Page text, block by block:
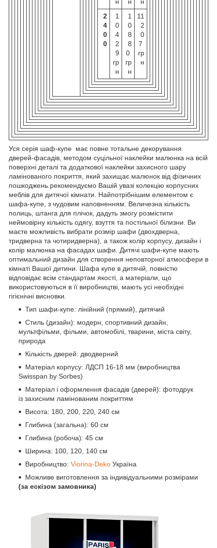
н н
н
2
4
0
0
1
0
4
2
9
гр
н
1
0
8
8
0
гр
н
11
2
0
7
гр
н
Уся серія шаф-купе має повне тотальне декорування
дверей-фасадів, методом суцільної наклейки малюнка на всій
поверхні деталі та додаткової наклейки захисного шару
ламінованого покриття, який захищає малюнок від фізичних
пошкоджень.рекомендуємо Вашій увазі колекцію корпусних
меблів для дитячої кімнати. Найпотрібнішим елементом є
шафа-купе, з чудовим наповненням. Величезна кількість
полиць, штанга для плічок, дадуть змогу розмістити
неймовірну кількість одягу, взуття та постільної білизни. Ви
маєте можливість вибрати розмір шафи (двохдверна,
тридверна та чотиридверна), а також колір корпусу, дизайн і
колір малюнка на фасадах шафи. Дитячі шафи-купе мають
оптимальний дизайн для створення неповторної атмосфери в
кімнаті Вашої дитини. Шафа купе в дитячій, повністю
відповідає всім стандартам якості, а матеріали, що
використовуються в її виробництві, мають усі необхідні
гігієнічні висновки.
Тип шафи-купе: лінійний (прямий), дитячий
Стиль (дизайн): модерн, спортивний дизайн,
мультфільми, фільми, автомобілі, тварини, міста світу,
природа
Кількість дверей: дводверний
Матеріал корпусу: ЛДСП 16-18 мм (виробництва
Swisspan by Sorbes)
Матеріал і оформлення фасадів (дверей): фотодрук
із захисним ламінованим покриттям
Висота: 180, 200, 220, 240 см
Глибина (загальна): 60 см
Глибина (робоча): 45 см
Ширина: 100, 120, 140 см
Виробництво: Viorina-Deko Україна
Можливе виготовлення за індивідуальними розмірами
(за ескізом замовника)